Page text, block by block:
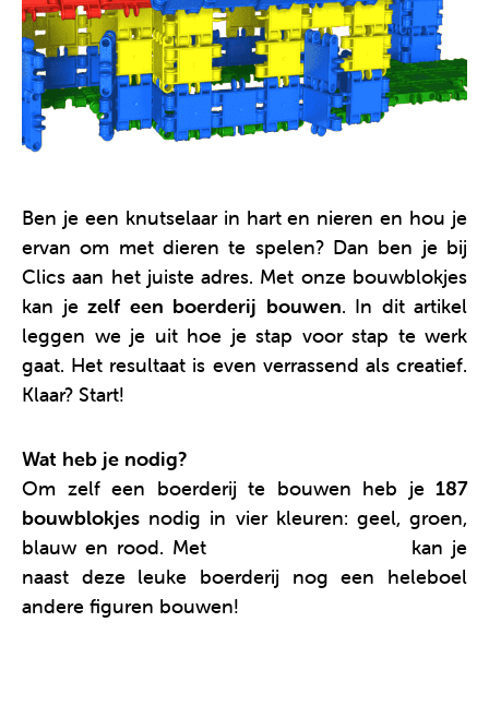
Ben je een knutselaar in hart en nieren en hou je
ervan om met dieren te spelen? Dan ben je bij
Clics aan het juiste adres. Met onze bouwblokjes
kan je zelf een boerderij bouwen. In dit artikel
leggen we je uit hoe je stap voor stap te werk
gaat. Het resultaat is even verrassend als creatief.
Klaar? Start!
Wat heb je nodig?
Om zelf een boerderij te bouwen heb je 187
bouwblokjes nodig in vier kleuren: geel, groen,
blauw en rood. Met
kan je
naast deze leuke boerderij nog een heleboel
andere figuren bouwen!